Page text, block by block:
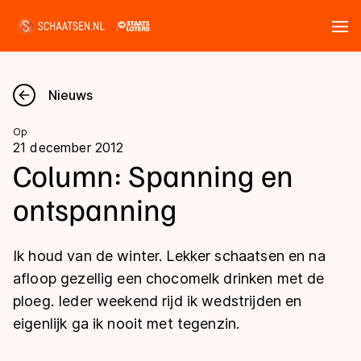
Nieuws
Kalender
Disciplines
Langebaan
Shorttrack
Inlineskaten
Uitslagen
Langebaan
Shorttrack
Tijden & historie
Nieuws
Op
21 december 2012
Column: Spanning en
ontspanning
Ik houd van de winter. Lekker schaatsen en na
afloop gezellig een chocomelk drinken met de
ploeg. Ieder weekend rijd ik wedstrijden en
eigenlijk ga ik nooit met tegenzin.